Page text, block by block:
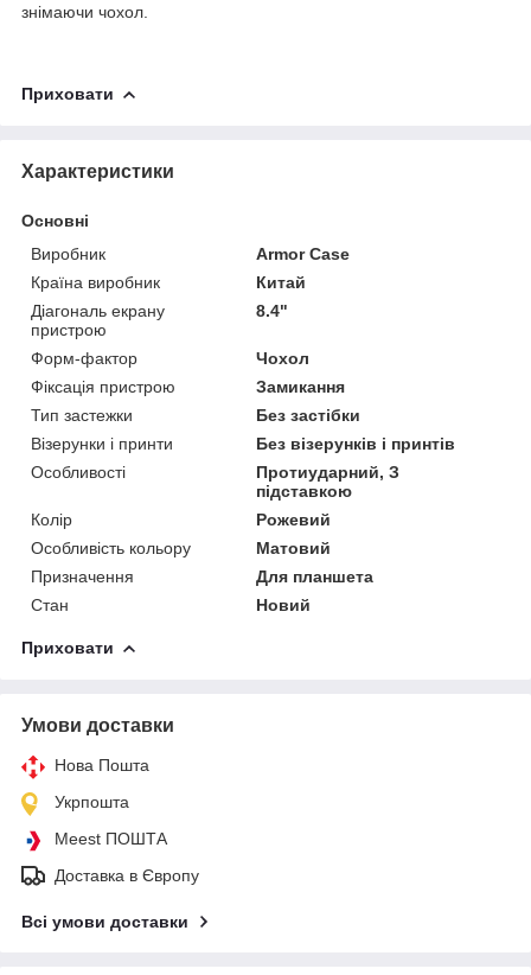
знімаючи чохол.
Приховати
Характеристики
Основні
Виробник
Armor Case
Країна виробник
Китай
Діагональ екрану
пристрою
8.4"
Форм-фактор
Чохол
Фіксація пристрою
Замикання
Тип застежки
Без застібки
Візерунки і принти
Без візерунків і принтів
Особливості
Протиударний, З
підставкою
Колір
Рожевий
Особливість кольору
Матовий
Призначення
Для планшета
Стан
Новий
Приховати
Умови доставки
Нова Пошта
Укрпошта
Meest ПОШТА
Доставка в Європу
Всі умови доставки